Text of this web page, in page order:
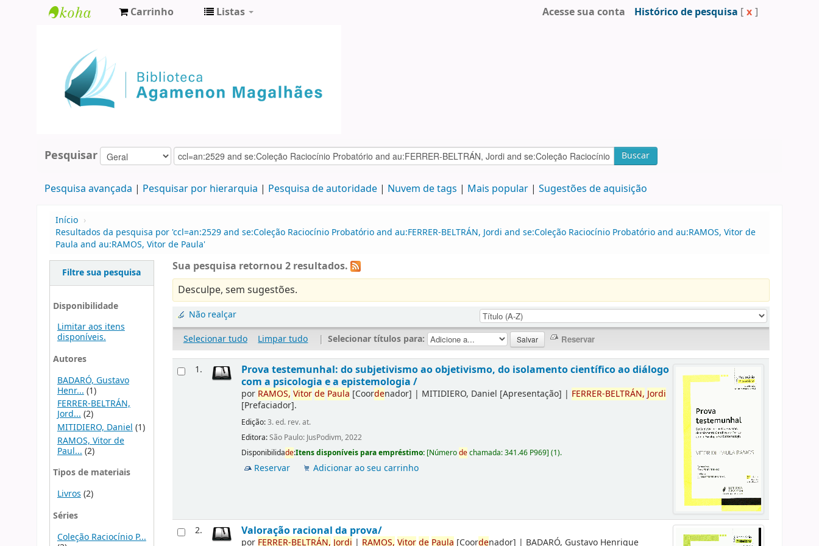
Agamenon
Magalhães
Carrinho Listas Acesse sua conta Histórico de pesquisa [ x ]
Pesquisar Buscar
Pesquisa avançada Pesquisar por hierarquia Pesquisa de autoridade Nuvem de tags Mais popular Sugestões de aquisição
Início ›
Resultados da pesquisa por 'ccl=an:2529 and se:Coleção Raciocínio Probatório and au:FERRER-BELTRÁN, Jordi and se:Coleção Raciocínio Probatório and au:RAMOS, Vitor de
Paula and au:RAMOS, Vitor de Paula'
Filtre sua pesquisa
Disponibilidade
Limitar aos itens
disponíveis.
Autores
BADARÓ, Gustavo
Henr... (1)
FERRER-BELTRÁN,
Jord...(2)
MITIDIERO, Daniel (1)
RAMOS, Vitor de
Paul... (2)
Tipos de materiais
Livros (2)
Séries
Coleção Raciocínio P...
Sua pesquisa retornou 2 resultados.
Desculpe, sem sugestões.
Não realçar
Selecionar tudo
Limpar tudo | Selecionar títulos para:
1.
Prova testemunhal: do subjetivismo ao objetivismo, do isolamento científico ao diálogo
com a psicologia e a epistemologia /
por RAMOS, Vitorde Paula [Coordenador] | MITIDIERO, Daniel [Apresentação] | FERRER-BELTRÁN, Jordi
[Prefaciador].
Edição:3. ed. rev. at.
Editora:São Paulo: JusPodivm, 2022
Disponibilidade:Itens disponíveis para empréstimo: [Númerodechamada:341.46 P969](1).
Reservar Adicionar ao seu carrinho
2. Valoração racional da prova/
por FERRER-BELTRÁN, Jordi | RAMOS, Vitorde Paula [Coordenador] | BADARÓ, Gustavo Henrique